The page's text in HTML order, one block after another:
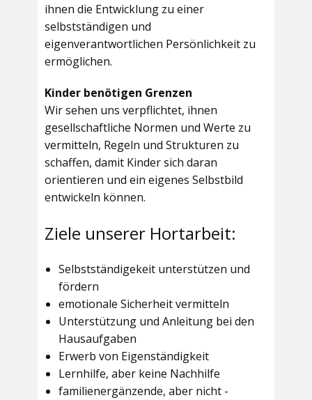
ihnen die Entwicklung zu einer
selbstständigen und
eigenverantwortlichen Persönlichkeit zu
ermöglichen.
Kinder benötigen Grenzen
Wir sehen uns verpflichtet, ihnen
gesellschaftliche Normen und Werte zu
vermitteln, Regeln und Strukturen zu
schaffen, damit Kinder sich daran
orientieren und ein eigenes Selbstbild
entwickeln können.
Ziele unserer Hortarbeit:
Selbstständigekeit unterstützen und
fördern
emotionale Sicherheit vermitteln
Unterstützung und Anleitung bei den
Hausaufgaben
Erwerb von Eigenständigkeit
Lernhilfe, aber keine Nachhilfe
familienergänzende, aber nicht -